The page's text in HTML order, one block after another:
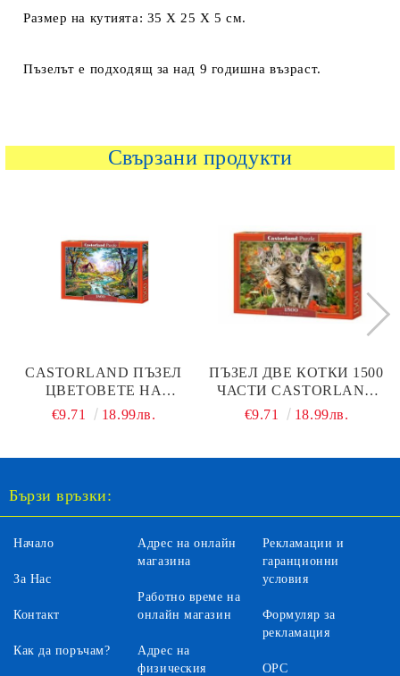
Размер на кутията: 35 Х 25 Х 5 см.
Пъзелът е подходящ за над 9 годишна възраст.
Свързани продукти
CASTORLAND ПЪЗЕЛ
ЦВЕТОВЕТЕ НА
ЕСЕНТА 1500 ЧАСТИ -
€9.71 18.99лв.
ПЪЗЕЛ ДВЕ КОТКИ 1500
ЧАСТИ CASTORLAND
151899
€9.71 18.99лв.
Бързи връзки:
Начало
За Нас
Контакт
Как да поръчам?
Адрес на онлайн
магазина
Работно време на
онлайн магазин
Адрес на
физическия
Рекламации и
гаранционни
условия
Формуляр за
рекламация
ОРС